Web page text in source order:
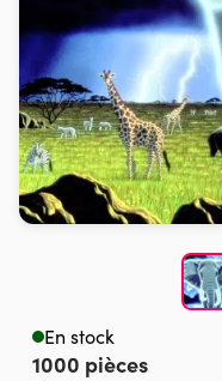
En stock
1000 pièces